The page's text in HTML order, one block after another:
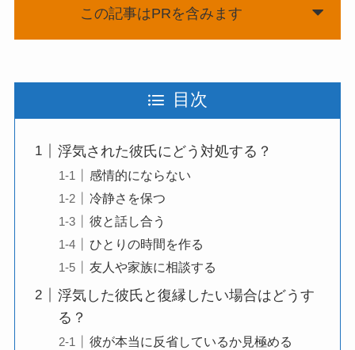
この記事はPRを含みます
目次
浮気された彼氏にどう対処する？
感情的にならない
冷静さを保つ
彼と話し合う
ひとりの時間を作る
友人や家族に相談する
浮気した彼氏と復縁したい場合はどうす
る？
彼が本当に反省しているか見極める